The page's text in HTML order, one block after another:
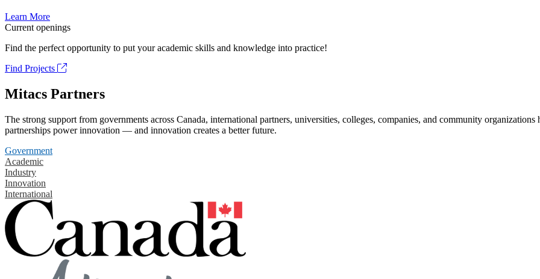
Learn More
Current openings
Find the perfect opportunity to put your academic skills and knowledge into practice!
Find Projects
Mitacs Partners
The strong support from governments across Canada, international partners, universities, colleges, companies, and community
partnerships power innovation — and innovation creates a better future.
Government
Academic
Industry
Innovation
International